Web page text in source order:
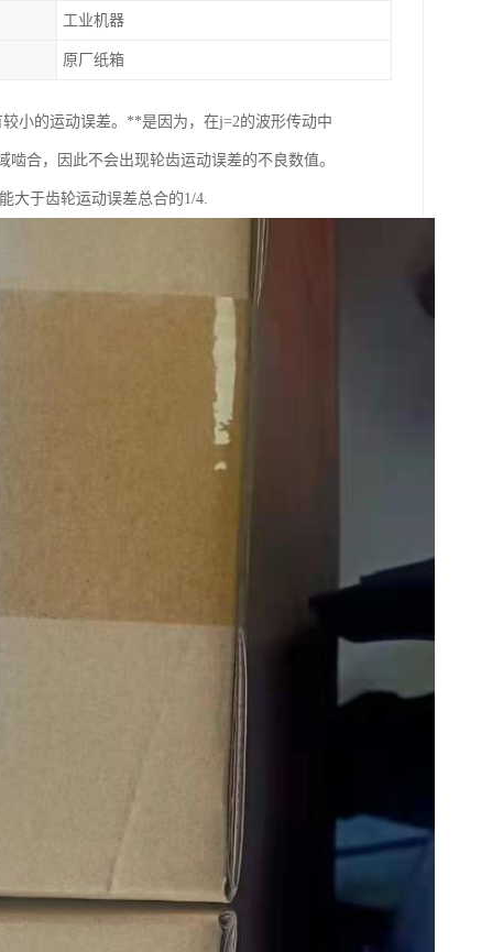
工业机器
原厂纸箱
小的运动误差。**是因为，在j=2的波形传动中
合，因此不会出现轮齿运动误差的不良数值。
大于齿轮运动误差总合的1/4.